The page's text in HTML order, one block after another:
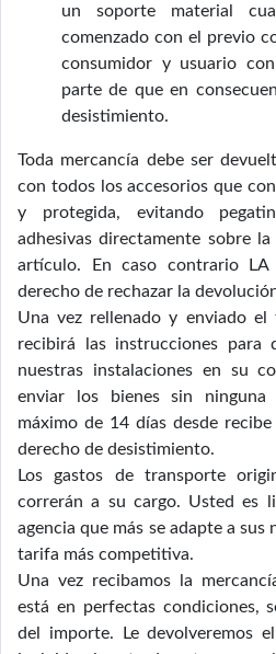
un soporte material
comenzado con el previo
consumidor y usuario
parte de que en
desistimiento.
Toda mercancía debe ser
con todos los accesorios que
y protegida, evitando
adhesivas directamente sobre
artículo. En caso contrario LA
derecho de rechazar la
Una vez rellenado y enviado
recibirá las instrucciones para
nuestras instalaciones en su
enviar los bienes sin
máximo de 14 días desde
derecho de desistimiento.
Los gastos de transporte
correrán a su cargo. Usted es
agencia que más se adapte a sus
tarifa más competitiva.
Una vez recibamos la
está en perfectas condiciones,
del importe. Le devolveremos